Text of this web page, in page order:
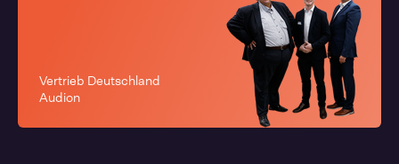
Vertrieb Deutschland
Audion